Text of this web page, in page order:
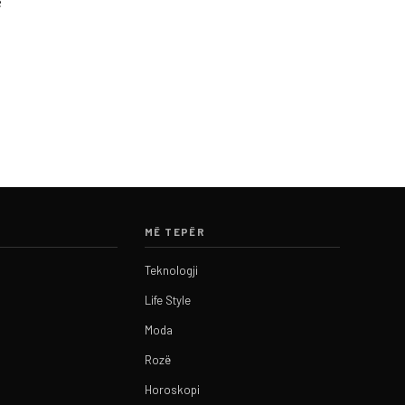
MË TEPËR
Teknologji
Life Style
Moda
Rozë
Horoskopi